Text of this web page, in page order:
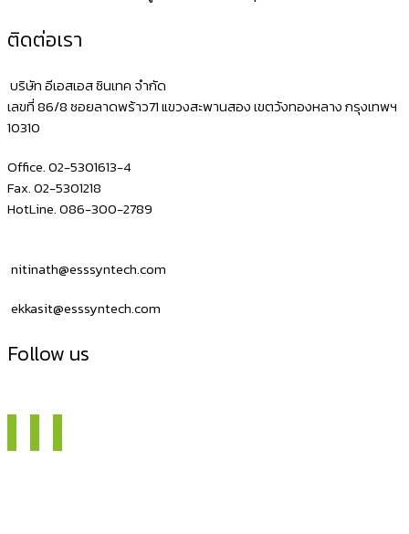
ติดต่อเรา
บริษัท อีเอสเอส ซินเทค จำกัด
เลขที่ 86/8 ซอยลาดพร้าว71 แขวงสะพานสอง เขตวังทองหลาง กรุงเทพฯ
10310
Office. 02-5301613-4
Fax. 02-5301218
HotLine. 086-300-2789
nitinath@esssyntech.com
ekkasit@esssyntech.com
Follow us